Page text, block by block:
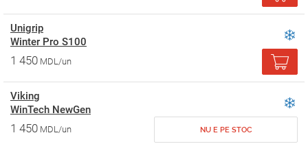
Unigrip
Winter Pro S100
1 450 MDL/un
Viking
WinTech NewGen
1 450 MDL/un NU E PE STOC